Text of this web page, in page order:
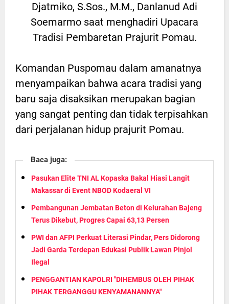
Djatmiko, S.Sos., M.M., Danlanud Adi
Soemarmo saat menghadiri Upacara
Tradisi Pembaretan Prajurit Pomau.
Komandan Puspomau dalam amanatnya
menyampaikan bahwa acara tradisi yang
baru saja disaksikan merupakan bagian
yang sangat penting dan tidak terpisahkan
dari perjalanan hidup prajurit Pomau.
Baca juga:
Pasukan Elite TNI AL Kopaska Bakal Hiasi Langit
Makassar di Event NBOD Kodaeral VI
Pembangunan Jembatan Beton di Kelurahan Bajeng
Terus Dikebut, Progres Capai 63,13 Persen
PWI dan AFPI Perkuat Literasi Pindar, Pers Didorong
Jadi Garda Terdepan Edukasi Publik Lawan Pinjol
Ilegal
PENGGANTIAN KAPOLRI "DIHEMBUS OLEH PIHAK
PIHAK TERGANGGU KENYAMANANNYA"